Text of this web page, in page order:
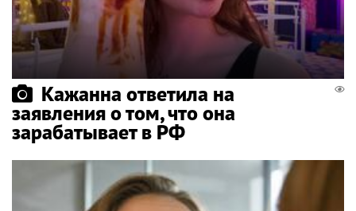
Кажанна ответила на
заявления о том, что она
зарабатывает в РФ